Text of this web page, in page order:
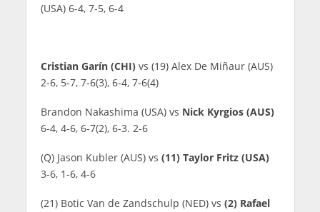
(USA) 6-4, 7-5, 6-4
Cristian Garín (CHI)vs (19) Alex De Miñaur (AUS)
2-6, 5-7, 7-6(3), 6-4, 7-6(4)
Brandon Nakashima (USA) vs Nick Kyrgios (AUS)
6-4, 4-6, 6-7(2), 6-3. 2-6
(Q) Jason Kubler (AUS) vs (11) Taylor Fritz (USA)
3-6, 1-6, 4-6
(21) Botic Van de Zandschulp (NED) vs (2) Rafael